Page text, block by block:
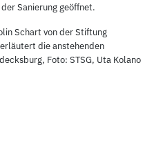
Sanierung geöffnet.
Schart von der Stiftung
die anstehenden
Foto: STSG, Uta Kolano